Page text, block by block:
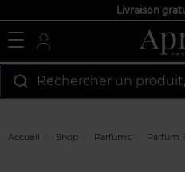
Livraison
Rechercher un
Accueil Shop Parfums Parfum